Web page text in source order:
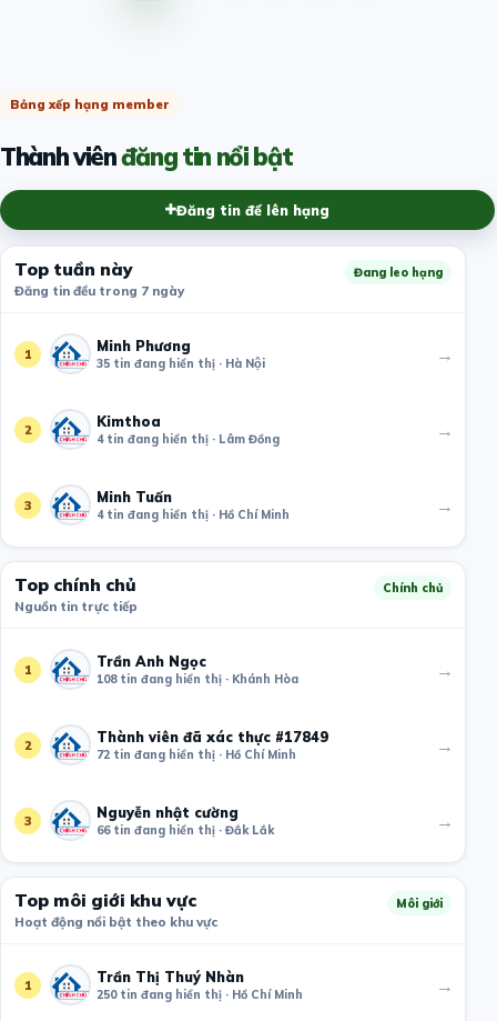
Bảng xếp hạng member
Thành viênđăng tin nổi bật
Đăng tin để lên hạng
Top tuần này
Đăng tin đều trong 7 ngày
Đang leo hạng
1 Minh Phương
35 tin đang hiển thị · Hà Nội →
2 Kimthoa
4 tin đang hiển thị · Lâm Đồng →
3 Minh Tuấn
4 tin đang hiển thị · Hồ Chí Minh →
Top chính chủ
Nguồn tin trực tiếp
Chính chủ
1 Trần Anh Ngọc
108 tin đang hiển thị · Khánh Hòa →
2 Thành viên đã xác thực #17849
72 tin đang hiển thị · Hồ Chí Minh →
3 Nguyễn nhật cường
66 tin đang hiển thị · Đắk Lắk →
Top môi giới khu vực
Hoạt động nổi bật theo khu vực
Môi giới
1 Trần Thị Thuý Nhàn
250 tin đang hiển thị · Hồ Chí Minh →